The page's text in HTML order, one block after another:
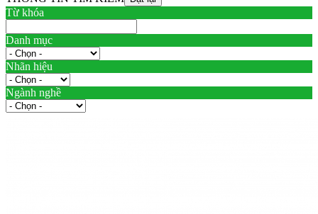
Từ khóa
Danh mục
Nhãn hiệu
Ngành nghề